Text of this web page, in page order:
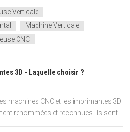
à la production de différentes
Verticale
Machine Verticale
CNC
3D - Laquelle choisir ?
machines CNC et les imprimantes 3D
renommées et reconnues. Ils sont
permettent des conceptions